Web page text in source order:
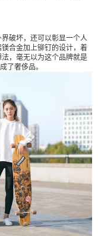
破坏，还可以彰显一个人
合金加上铆钉的设计，着
，毫无以为这个品牌就是
了奢侈品。
质，小米将
部的物品不受
，让整个旅行
合金加上铆钉的
价格却很难让人
就是Rimowa，这
箱做成了奢侈
商都推出了自家
计的不到位就是
买的欲望，而
缘关系，最多
认出来这箱子不